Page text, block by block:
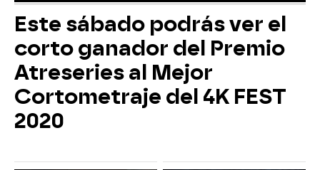
Este sábado podrás ver el
corto ganador del Premio
Atreseries al Mejor
Cortometraje del 4K FEST
2020